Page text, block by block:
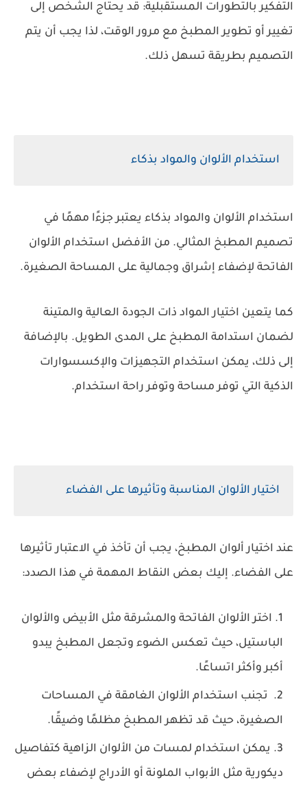
التفكير بالتطورات المستقبلية: قد يحتاج الشخص إلى
تغيير أو تطوير المطبخ مع مرور الوقت، لذا يجب أن يتم
التصميم بطريقة تسهل ذلك.
استخدام الألوان والمواد بذكاء
استخدام الألوان والمواد بذكاء يعتبر جزءًا مهمًا في
تصميم المطبخ المثالي. من الأفضل استخدام الألوان
الفاتحة لإضفاء إشراق وجمالية على المساحة الصغيرة.
كما يتعين اختيار المواد ذات الجودة العالية والمتينة
لضمان استدامة المطبخ على المدى الطويل. بالإضافة
إلى ذلك، يمكن استخدام التجهيزات والإكسسوارات
الذكية التي توفر مساحة وتوفر راحة استخدام.
اختيار الألوان المناسبة وتأثيرها على الفضاء
عند اختيار ألوان المطبخ، يجب أن تأخذ في الاعتبار تأثيرها
على الفضاء. إليك بعض النقاط المهمة في هذا الصدد:
اختر الألوان الفاتحة والمشرقة مثل الأبيض والألوان
الباستيل، حيث تعكس الضوء وتجعل المطبخ يبدو
أكبر وأكثر اتساعًا.
تجنب استخدام الألوان الغامقة في المساحات
الصغيرة، حيث قد تظهر المطبخ مظلمًا وضيقًا.
يمكن استخدام لمسات من الألوان الزاهية كتفاصيل
ديكورية مثل الأبواب الملونة أو الأدراج لإضفاء بعض